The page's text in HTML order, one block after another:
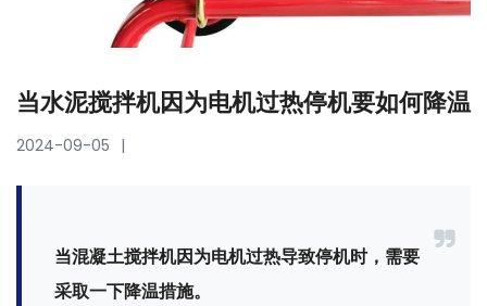
当水泥搅拌机因为电机过热停机要如何降温
2024-09-05
当混凝土搅拌机因为电机过热导致停机时，需要
采取一下降温措施。